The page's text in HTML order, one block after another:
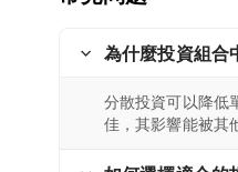
為什麼投資組合
分散投資可以降低
佳，其影響能被其